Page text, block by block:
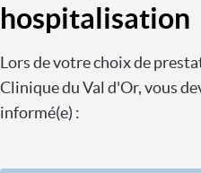
hospitalisation
Lors de votre choix de
Clinique du Val d'Or, vous
informé(e) :